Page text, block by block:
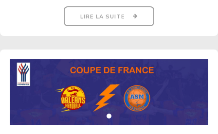
LIRE LA SUITE